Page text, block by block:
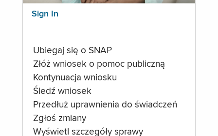
Sign In
Ubiegaj się o SNAP
Złóż wniosek o pomoc publiczną
Kontynuacja wniosku
Śledź wniosek
Przedłuż uprawnienia do świadczeń
Zgłoś zmiany
Wyświetl szczegóły sprawy